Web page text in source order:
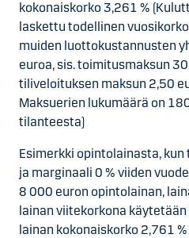
kokonaiskorko 3,261 %
laskettu todellinen
muiden luottokustannusten
euroa, sis. toimitusmaksun
tiliveloituksen maksun 2,50
Maksuerien lukumäärä on
tilanteesta)
Esimerkki opintolainasta,
ja marginaali 0 % viiden
8 000 euron opintolainan,
lainan viitekorkona
lainan kokonaiskorko 2,761